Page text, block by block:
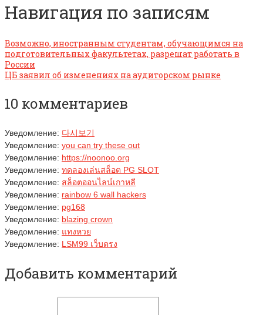
Навигация по записям
Возможно, иностранным студентам, обучающимся на
подготовительных факультетах, разрешат работать в
России
ЦБ заявил об изменениях на аудиторском рынке
10 комментариев
Уведомление: 다시보기
Уведомление: you can try these out
Уведомление: https://noonoo.org
Уведомление: ทดลองเล่นสล็อต PG SLOT
Уведомление: สล็อตออนไลน์เกาหลี
Уведомление: rainbow 6 wall hackers
Уведомление: pg168
Уведомление: blazing crown
Уведомление: แทงหวย
Уведомление: LSM99 เว็บตรง
Добавить комментарий